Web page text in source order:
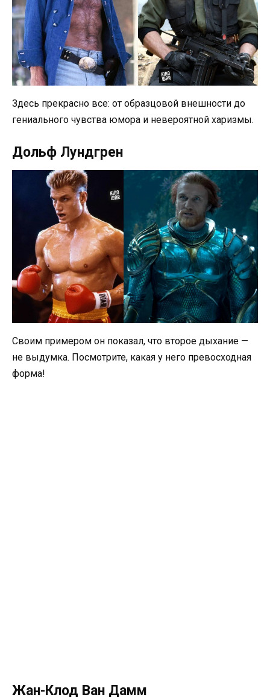
Здесь прекрасно все: от образцовой внешности до
гениального чувства юмора и невероятной харизмы.
Дольф Лундгрен
Своим примером он показал, что второе дыхание —
не выдумка. Посмотрите, какая у него превосходная
форма!
Жан-Клод Ван Дамм